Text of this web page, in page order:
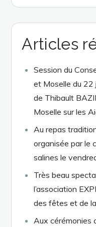
Articles
Session du
et Moselle du 22
de Thibault
Moselle sur les
Au repas
organisée par le
salines le
Très beau
l’association
des fêtes et de la
Aux cérémonies